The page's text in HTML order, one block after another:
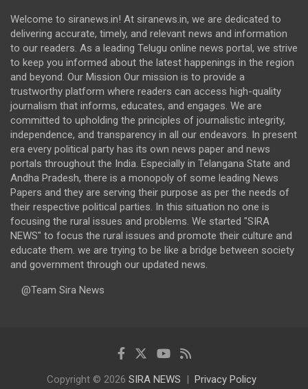
Welcome to siranews.in! At siranews.in, we are dedicated to
delivering accurate, timely, and relevant news and information
to our readers. As a leading Telugu online news portal, we strive
to keep you informed about the latest happenings in the region
and beyond. Our Mission Our mission is to provide a
trustworthy platform where readers can access high-quality
journalism that informs, educates, and engages. We are
committed to upholding the principles of journalistic integrity,
independence, and transparency in all our endeavors. In present
era every political party has its own news paper and news
portals throughout the India. Especially in Telangana State and
Andha Pradesh, there is a monopoly of some leading News
Papers and they are serving their purpose as per the needs of
their respective political parties. In this situation no one is
focusing the rural issues and problems. We started "SIRA
NEWS" to focus the rural issues and promote their culture and
educate them. we are trying to be like a bridge between society
and government through our updated news.
@Team Sira News
Copyright © 2026 SIRA NEWS Privacy Policy